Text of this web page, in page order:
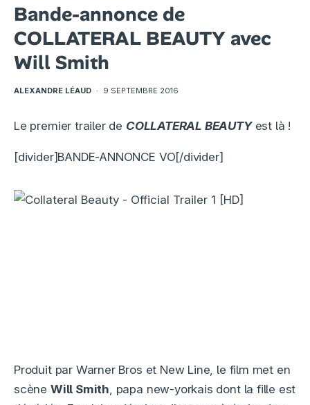
Bande-annonce de
COLLATERAL BEAUTY avec
Will Smith
ALEXANDRE LÉAUD · 9 SEPTEMBRE 2016
Le premier trailer de COLLATERAL BEAUTYest là !
[divider]BANDE-ANNONCE VO[/divider]
Produit par Warner Bros et New Line, le film met en
scène Will Smith, papa new-yorkais dont la fille est